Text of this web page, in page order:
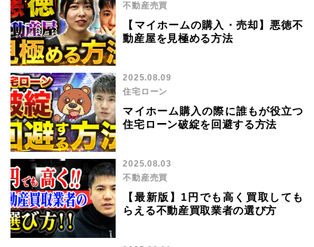
【マイホームの購入・売却】悪徳不
動産屋を見極める方法
不動産売買
マイホーム購入の際に誰もが役立つ
住宅ローン破綻を回避する方法
2025.08.09
住宅ローン
【最新版】1円でも高く買取しても
らえる不動産買取業者の選び方
2025.08.03
不動産売買